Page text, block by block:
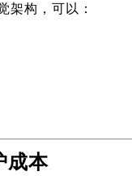
架构，可以：
成本